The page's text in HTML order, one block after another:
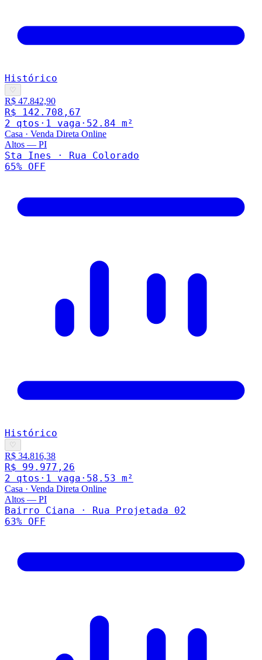
Histórico
♡
R$ 47.842,90
R$ 142.708,67
2 qtos · 1 vaga · 52.84 m²
Casa · Venda Direta Online
Altos — PI
Sta Ines · Rua Colorado
65% OFF
Histórico
♡
R$ 34.816,38
R$ 99.977,26
2 qtos · 1 vaga · 58.53 m²
Casa · Venda Direta Online
Altos — PI
Bairro Ciana · Rua Projetada 02
63% OFF